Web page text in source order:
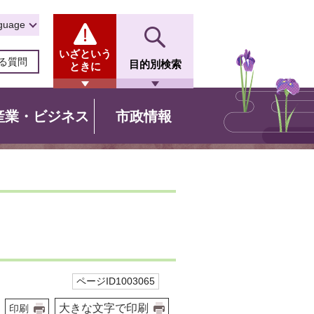
質問
いざという
ときに
目的別検索
業・ビジネス 市政情報
ページID1003065
印刷 大きな文字で印刷